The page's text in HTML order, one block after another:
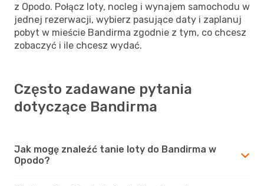
z Opodo. Połącz loty, nocleg i wynajem samochodu w
jednej rezerwacji, wybierz pasujące daty i zaplanuj
pobyt w mieście Bandirma zgodnie z tym, co chcesz
zobaczyć i ile chcesz wydać.
Często zadawane pytania
dotyczące Bandirma
Jak mogę znaleźć tanie loty do Bandirma w
Opodo?